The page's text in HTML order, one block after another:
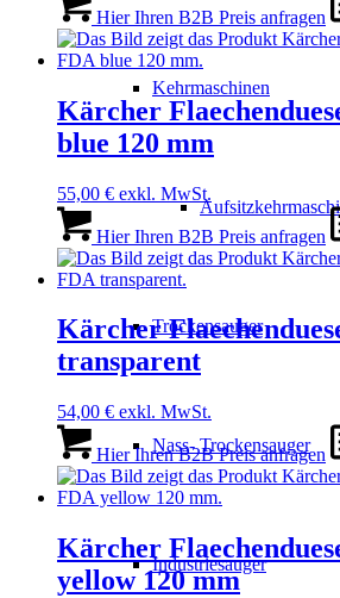
Kehrmaschinen
Trockensauger
Nass- Trockensauger
Industriesauger
Hier Ihren B2B Preis anfragen
Kärcher
blue 120 mm
55,00 € exkl. MwSt.
Hier Ihren B2B Preis anfragen
Kärcher
transparent
54,00 € exkl. MwSt.
Hier Ihren B2B Preis anfragen
Kärcher
yellow 120 mm